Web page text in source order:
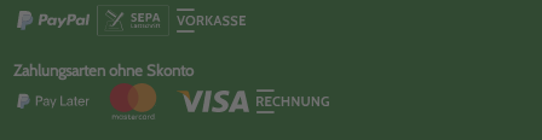
Zahlungsarten ohne Skonto